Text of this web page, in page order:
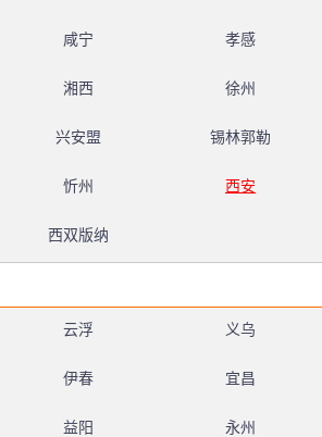
咸宁 孝感
湘西 徐州
兴安盟 锡林郭勒
忻州 西安
西双版纳
云浮 义乌
伊春 宜昌
益阳 永州